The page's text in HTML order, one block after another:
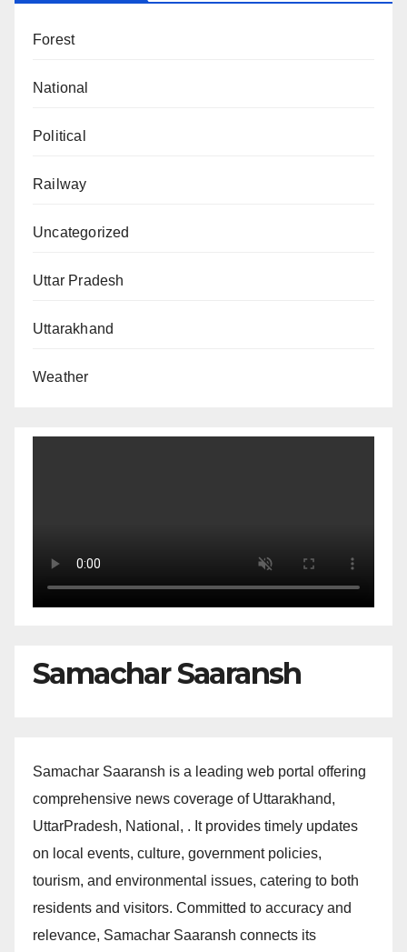
Forest
National
Political
Railway
Uncategorized
Uttar Pradesh
Uttarakhand
Weather
Samachar Saaransh
Samachar Saaransh is a leading web portal offering
comprehensive news coverage of Uttarakhand,
UttarPradesh, National, . It provides timely updates
on local events, culture, government policies,
tourism, and environmental issues, catering to both
residents and visitors. Committed to accuracy and
relevance, Samachar Saaransh connects its